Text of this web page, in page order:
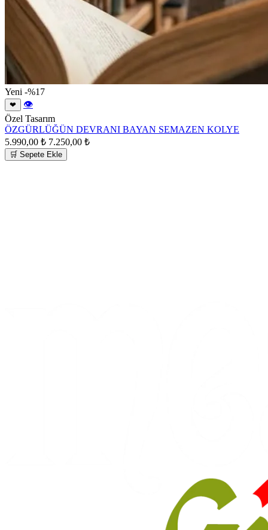
Yeni -%17
❤
👁
Özel Tasarım
ÖZGÜRLÜĞÜN DEVRANI BAYAN SEMAZEN KOLYE
5.990,00 ₺ 7.250,00 ₺
🛒 Sepete Ekle